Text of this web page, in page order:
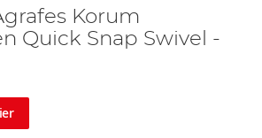
Korum
Quick Snap Swivel -